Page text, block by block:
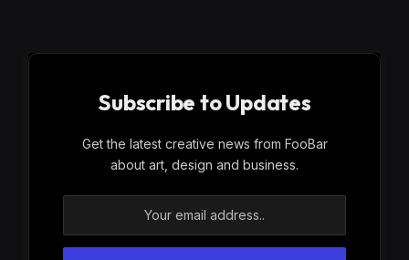
Subscribe to Updates
Get the latest creative news from FooBar
about art, design and business.